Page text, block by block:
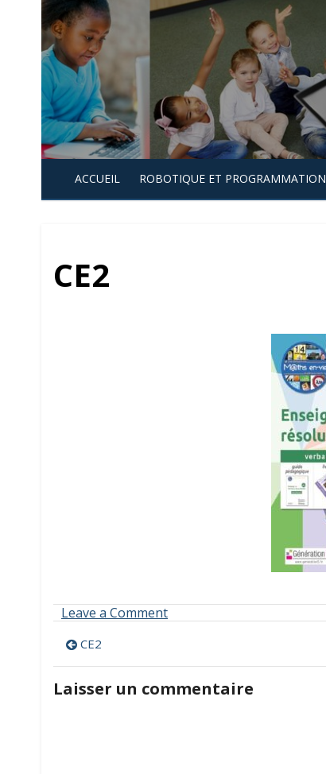
Skip
to
content
ACCUEIL ROBOTIQUE ET PROGRAMMATION
CE2
Leave a Commenton
Navigation
de
l’article
CE2
Laisser un commentaire